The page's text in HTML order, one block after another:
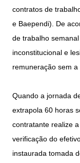
contratos de
e Baependi). De
de trabalho
inconstitucional e
remuneração sem
Quando a jornada
extrapola 60 horas
contratante realize
verificação do
instaurada tomada